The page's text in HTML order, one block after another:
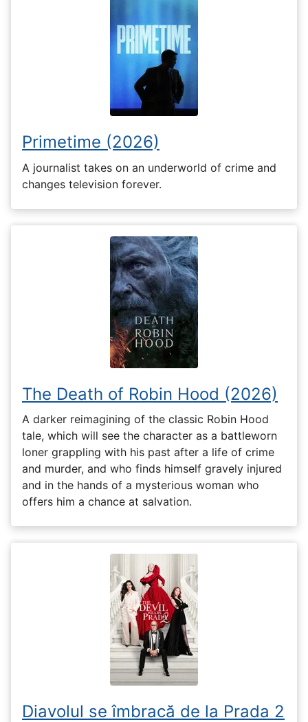
Primetime (2026)
A journalist takes on an underworld of crime and
changes television forever.
The Death of Robin Hood (2026)
A darker reimagining of the classic Robin Hood
tale, which will see the character as a battleworn
loner grappling with his past after a life of crime
and murder, and who finds himself gravely injured
and in the hands of a mysterious woman who
offers him a chance at salvation.
Diavolul se îmbracă de la Prada 2